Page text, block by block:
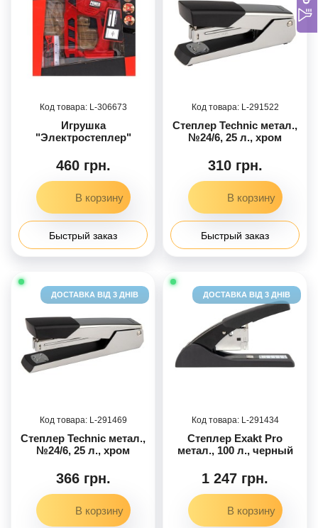
306673
Игрушка
"Электростеплер"
460 грн.
Быстрый заказ
291522
Степлер Technic метал.,
№24/6, 25 л., хром
310 грн.
Быстрый заказ
ДОСТАВКА ВІД 3 ДНІВ
291469
Степлер Technic метал.,
№24/6, 25 л., хром
366 грн.
ДОСТАВКА ВІД 3 ДНІВ
291434
Степлер Exakt Pro
метал., 100 л., черный
1 247 грн.